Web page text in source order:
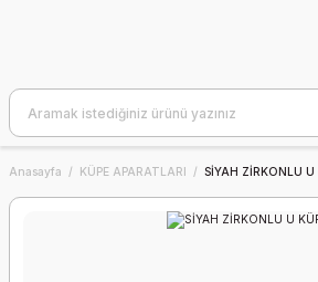
Anasayfa KÜPE APARATLARI SİYAH ZİRKONLU U